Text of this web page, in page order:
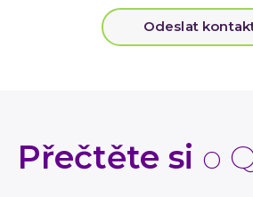
Odeslat
Přečtěte si o